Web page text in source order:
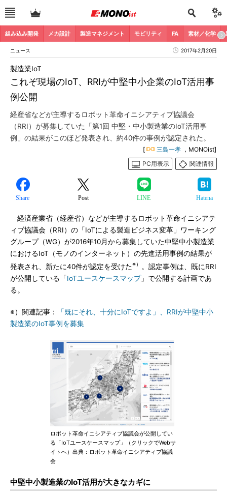
組み込み開発 メカ設計 製造マネジメント モビリティ FA 素材／化学
ニュース 2017年2月20日
これぞ現場のIoT、RRIが中堅中小企業のIoT活用事
例公開
製造業IoT
経産省などが主導するロボット革命イニシアティブ協議会
（RRI）が募集していた「第1回 中堅・中小製造業のIoT活用事
例」の結果がこのほど発表され、約40件の事例が認定された。
[ 三島一孝 ，MONOist]
PC用表示
関連情報
Share Post LINE Hatena
経済産業省（経産省）などが主導するロボット革命イニシアテ
ィブ協議会（RRI）の「IoTによる製造ビジネス変革」ワーキング
グループ（WG）が2016年10月から募集していた中堅中小製造業
におけるIoT（モノのインターネット）の先進活用事例の結果が
発表され、新たに40件が認定を受けた※）
。認定事例は、既にRRI
が公開している「IoTユースケースマップ」で公開する計画であ
る。
※）関連記事：
「既にそれ、十分にIoTですよ」、RRIが中堅中小
製造業のIoT事例を募集
ロボット革命イニシアティブ協議会が公開してい
る「IoTユースケースマップ」（クリックでWebサ
イトへ）出典：ロボット革命イニシアティブ協議
会
中堅中小製造業のIoT活用が大きなカギに